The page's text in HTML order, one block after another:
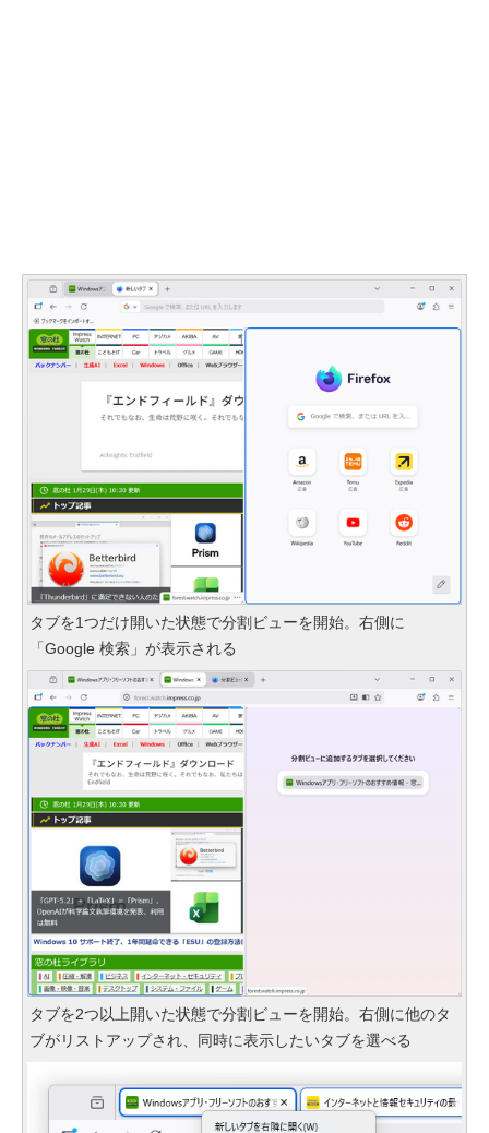
タブを1つだけ開いた状態で分割ビューを開始。右側に
「Google 検索」が表示される
タブを2つ以上開いた状態で分割ビューを開始。右側に他のタ
ブがリストアップされ、同時に表示したいタブを選べる